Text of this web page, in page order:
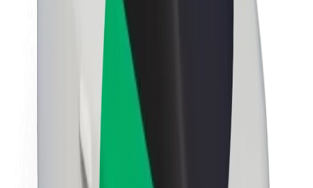
Informazioni Su Bolt
Sostenibilità in Bolt
Project Zero
Sala stampa
Linee guida del marchio
Missione
Relazioni con gli investitori